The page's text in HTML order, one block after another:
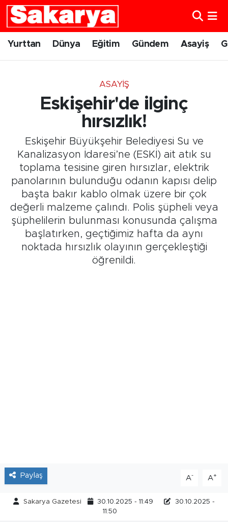
Yurttan Dünya Eğitim Gündem Asayiş
ASAYIŞ
Eskişehir'de ilginç
hırsızlık!
Eskişehir Büyükşehir Belediyesi Su ve
Kanalizasyon İdaresi’ne (ESKİ) ait atık su
toplama tesisine giren hırsızlar, elektrik
panolarının bulunduğu odanın kapısı delip
başta bakır kablo olmak üzere bir çok
değerli malzeme çalındı. Polis şüpheli veya
şüphelilerin bulunması konusunda çalışma
başlatırken, geçtiğimiz hafta da aynı
noktada hırsızlık olayının gerçekleştiği
öğrenildi.
Paylaş A- A+
Sakarya Gazetesi 30.10.2025 - 11:49
30.10.2025 -
11:50
Yurttan
Eskişehirspor
Spor
Sağlık
Kültür Sanat
Tarihçe
Eskişehir Nöbetçi Eczaneler
Eskişehir Namaz Vakitleri
Eskişehir Trafik Yoğunluk Haritası
Süper Lig Puan Durumu ve Fikstür
Tüm Manşetler
Son Dakika Haberleri
Haber Arşivi